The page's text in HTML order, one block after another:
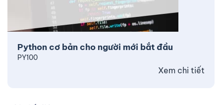
Python cơ bản cho người mới bắt đầu
PY100
Xem chi tiết